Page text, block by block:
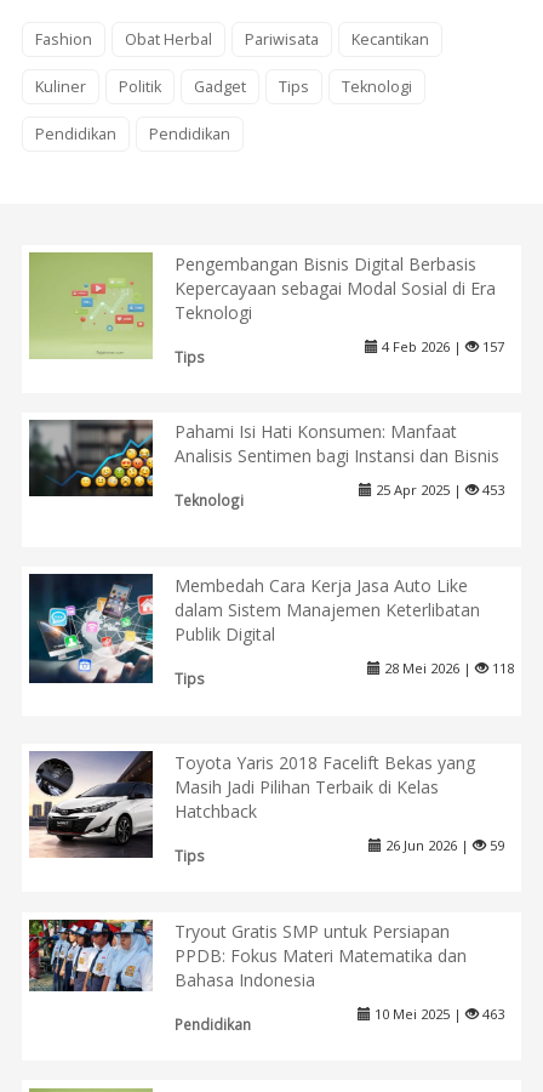
Fashion Obat Herbal Pariwisata Kecantikan
Kuliner Politik Gadget Tips Teknologi
Pendidikan Pendidikan
Pengembangan Bisnis Digital Berbasis
Kepercayaan sebagai Modal Sosial di Era
Teknologi
Tips
4 Feb 2026 | 157
Pahami Isi Hati Konsumen: Manfaat
Analisis Sentimen bagi Instansi dan Bisnis
Teknologi
25 Apr 2025 | 453
Membedah Cara Kerja Jasa Auto Like
dalam Sistem Manajemen Keterlibatan
Publik Digital
Tips
28 Mei 2026 | 118
Toyota Yaris 2018 Facelift Bekas yang
Masih Jadi Pilihan Terbaik di Kelas
Hatchback
Tips
26 Jun 2026 | 59
Tryout Gratis SMP untuk Persiapan
PPDB: Fokus Materi Matematika dan
Bahasa Indonesia
Pendidikan
10 Mei 2025 | 463